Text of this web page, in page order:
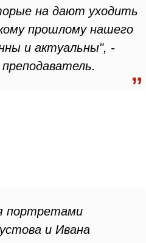
на дают уходить
прошлому нашего
и актуальны", -
портретами
и Ивана